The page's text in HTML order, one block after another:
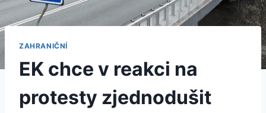
ZAHRANIČNÍ
EK chce v reakci na
protesty zjednodušit